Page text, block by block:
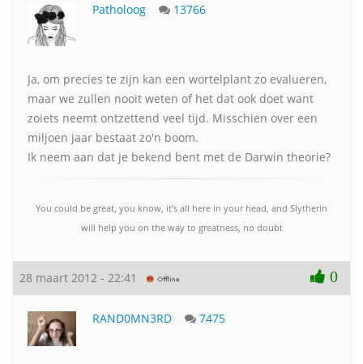
Patholoog 13766
Ja, om precies te zijn kan een wortelplant zo evalueren,
maar we zullen nooit weten of het dat ook doet want
zoiets neemt ontzettend veel tijd. Misschien over een
miljoen jaar bestaat zo'n boom.
Ik neem aan dat je bekend bent met de Darwin theorie?
You could be great, you know, it’s all here in your head, and Slytherin
will help you on the way to greatness, no doubt
28 maart 2012 - 22:41 0
RAND0MN3RD 7475